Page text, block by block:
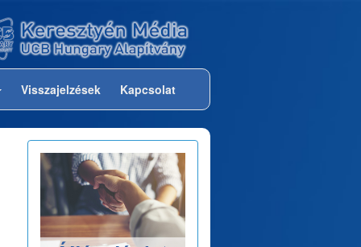
Visszajelzések Kapcsolat